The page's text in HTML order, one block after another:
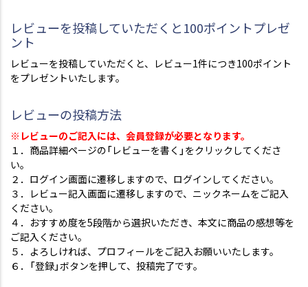
レビューを投稿していただくと100ポイントプレゼ
ント
レビューを投稿していただくと、レビュー1件につき100ポイント
をプレゼントいたします。
レビューの投稿方法
※レビューのご記入には、会員登録が必要となります。
１．商品詳細ページの「レビューを書く」をクリックしてくださ
い。
２．ログイン画面に遷移しますので、ログインしてください。
３．レビュー記入画面に遷移しますので、ニックネームをご記入
ください。
４．おすすめ度を5段階から選択いただき、本文に商品の感想等を
ご記入ください。
５．よろしければ、プロフィールをご記入お願いいたします。
６．「登録」ボタンを押して、投稿完了です。